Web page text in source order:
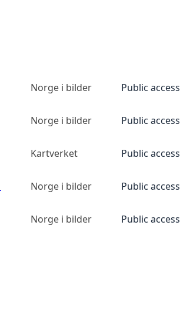
Norge i bilder Public access
Norge i bilder Public access
Kartverket Public access
Norge i bilder Public access
Norge i bilder Public access